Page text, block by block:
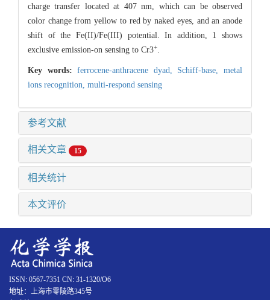
charge transfer located at 407 nm, which can be observed
color change from yellow to red by naked eyes, and an anode
shift of the Fe(II)/Fe(III) potential. In addition, 1 shows
exclusive emission-on sensing to Cr3+.
Key words:ferrocene-anthracene dyad, Schiff-base,metal
ions recognition, multi-respond sensing
参考文献
相关文章 15
相关统计
本文评价
ISSN: 0567-7351 CN: 31-1320/O6
地址：上海市零陵路345号